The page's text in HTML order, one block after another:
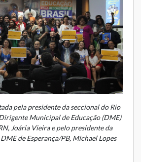
pela presidente da seccional do Rio
Municipal de Educação (DME)
Joária Vieira e pelo presidente da
de Esperança/PB, Michael Lopes